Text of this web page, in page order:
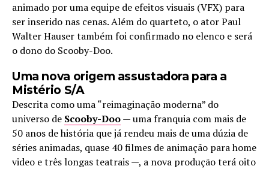
animado por uma equipe de efeitos visuais (VFX) para
ser inserido nas cenas. Além do quarteto, o ator Paul
Walter Hauser também foi confirmado no elenco e será
o dono do Scooby-Doo.
Uma nova origem assustadora para a
Mistério S/A
Descrita como uma “reimaginação moderna” do
universo de Scooby-Doo— uma franquia com mais de
50 anos de história que já rendeu mais de uma dúzia de
séries animadas, quase 40 filmes de animação para home
video e três longas teatrais —, a nova produção terá oito